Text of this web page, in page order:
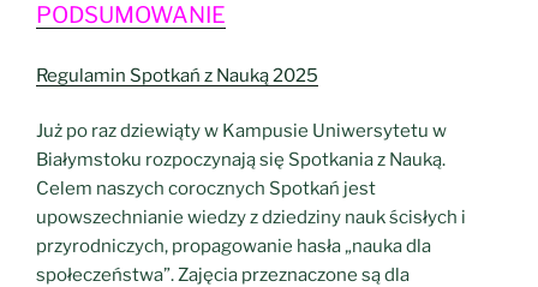
PODSUMOWANIE
Regulamin Spotkań z Nauką 2025
Już po raz dziewiąty w Kampusie Uniwersytetu w
Białymstoku rozpoczynają się Spotkania z Nauką.
Celem naszych corocznych Spotkań jest
upowszechnianie wiedzy z dziedziny nauk ścisłych i
przyrodniczych, propagowanie hasła „nauka dla
społeczeństwa”. Zajęcia przeznaczone są dla